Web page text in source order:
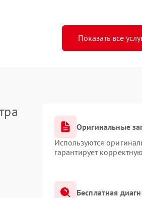
Показать все
Оригинальные
Используются
гарантирует
Бесплатная